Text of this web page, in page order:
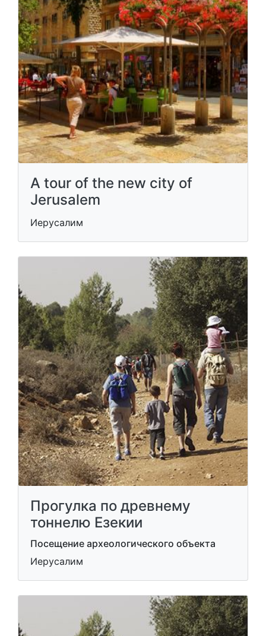
A tour of the new city of
Jerusalem
Иерусалим
Прогулка по древнему
тоннелю Езекии
Посещение археологического объекта
Иерусалим